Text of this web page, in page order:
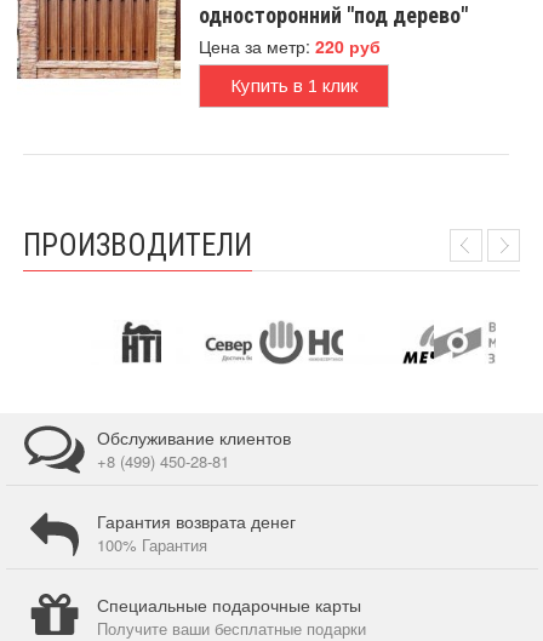
односторонний "под дерево"
Цена за метр:220 руб
Купить в 1 клик
ПРОИЗВОДИТЕЛИ
Обслуживание клиентов
+8 (499) 450-28-81
Гарантия возврата денег
100% Гарантия
Специальные подарочные карты
Получите ваши бесплатные подарки